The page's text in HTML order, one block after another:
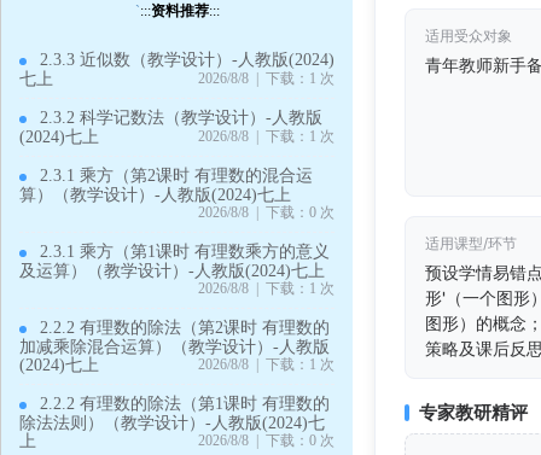
`:::资料推荐:::
2.3.3 近似数（教学设计）-人教版(2024)
七上
2026/8/8 | 下载：1 次
2.3.2 科学记数法（教学设计）-人教版
(2024)七上
2026/8/8 | 下载：1 次
2.3.1 乘方（第2课时 有理数的混合运
算）（教学设计）-人教版(2024)七上
2026/8/8 | 下载：0 次
2.3.1 乘方（第1课时 有理数乘方的意义
及运算）（教学设计）-人教版(2024)七上
2026/8/8 | 下载：1 次
2.2.2 有理数的除法（第2课时 有理数的
加减乘除混合运算）（教学设计）-人教版
(2024)七上
2026/8/8 | 下载：1 次
2.2.2 有理数的除法（第1课时 有理数的
除法法则）（教学设计）-人教版(2024)七
上
2026/8/8 | 下载：0 次
适用受众对象
青年教师新手
适用课型/环节
预设学情易错
形'（一个图形
图形）的概念
策略及课后反
专家教研精评